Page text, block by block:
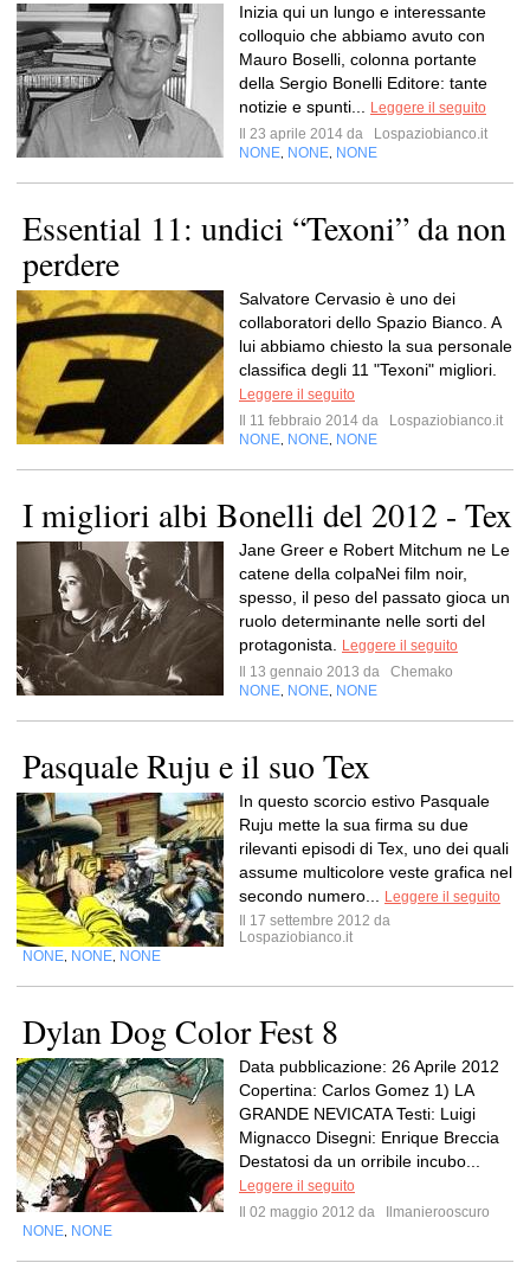
Inizia qui un lungo e interessante
colloquio che abbiamo avuto con
Mauro Boselli, colonna portante
della Sergio Bonelli Editore: tante
notizie e spunti...
Leggere il seguito
Il 23 aprile 2014 da
Lospaziobianco.it
NONE NONE NONE
Essential 11: undici “Texoni” da non
perdere
Salvatore Cervasio è uno dei
collaboratori dello Spazio Bianco. A
lui abbiamo chiesto la sua personale
classifica degli 11 "Texoni" migliori.
Leggere il seguito
Il 11 febbraio 2014 da
Lospaziobianco.it
NONE NONE NONE
I migliori albi Bonelli del 2012 - Tex
Jane Greer e Robert Mitchum ne Le
catene della colpaNei film noir,
spesso, il peso del passato gioca un
ruolo determinante nelle sorti del
protagonista.
Leggere il seguito
Il 13 gennaio 2013 da
Chemako
NONE NONE NONE
Pasquale Ruju e il suo Tex
In questo scorcio estivo Pasquale
Ruju mette la sua firma su due
rilevanti episodi di Tex, uno dei quali
assume multicolore veste grafica nel
secondo numero...
Leggere il seguito
Il 17 settembre 2012 da
Lospaziobianco.it
NONE NONE NONE
Dylan Dog Color Fest 8
Data pubblicazione: 26 Aprile 2012
Copertina: Carlos Gomez 1) LA
GRANDE NEVICATA Testi: Luigi
Mignacco Disegni: Enrique Breccia
Destatosi da un orribile incubo...
Leggere il seguito
Il 02 maggio 2012 da
Ilmanierooscuro
NONE NONE